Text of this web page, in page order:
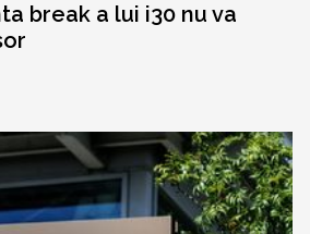
break a lui i30 nu va